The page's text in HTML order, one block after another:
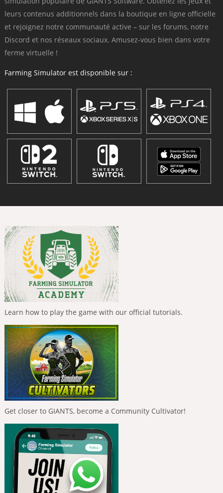
leurs contenus additionnels dans la boutique en ligne officielle
et rejoignez notre communauté active – sur les forums, notre
Discord et nos réseaux sociaux. Amusez-vous bien dans votre
ferme virtuelle !
Farming Simulator est disponible sur :
Learn how to play the game with our official tutorials.
Get closer to GIANTS, become a Community Cultivator!